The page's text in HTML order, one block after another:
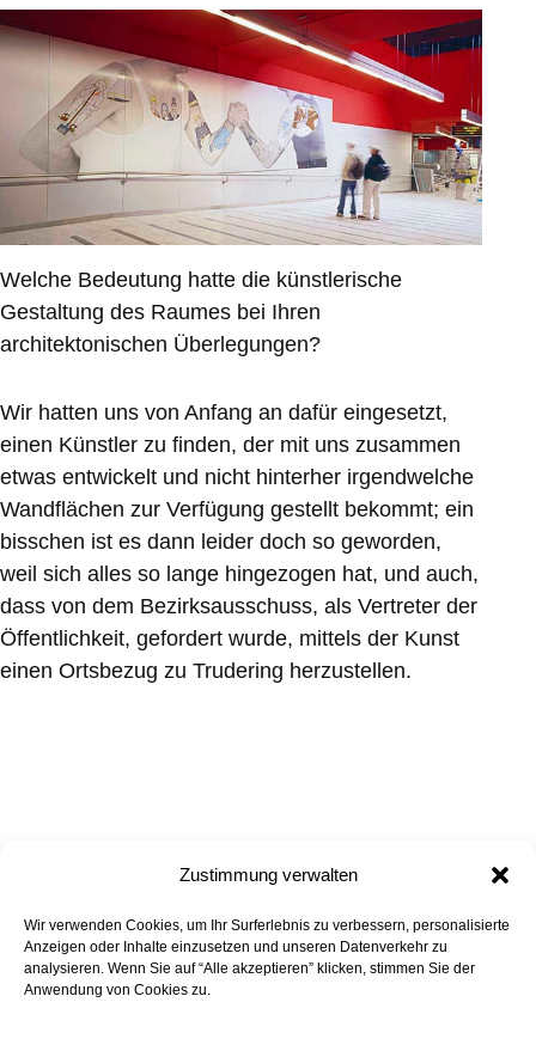
Zustimmung verwalten
Wir verwenden Cookies, um Ihr Surferlebnis zu verbessern, personalisierte
Anzeigen oder Inhalte einzusetzen und unseren Datenverkehr zu
analysieren. Wenn Sie auf “Alle akzeptieren” klicken, stimmen Sie der
Anwendung von Cookies zu.
Welche Bedeutung hatte die künstlerische
Gestaltung des Raumes bei Ihren
architektonischen Überlegungen?
Wir hatten uns von Anfang an dafür eingesetzt,
einen Künstler zu finden, der mit uns zusammen
etwas entwickelt und nicht hinterher irgendwelche
Wandflächen zur Verfügung gestellt bekommt; ein
bisschen ist es dann leider doch so geworden,
weil sich alles so lange hingezogen hat, und auch,
dass von dem Bezirksausschuss, als Vertreter der
Öffentlichkeit, gefordert wurde, mittels der Kunst
einen Ortsbezug zu Trudering herzustellen.
Alle Projekte Back to Top